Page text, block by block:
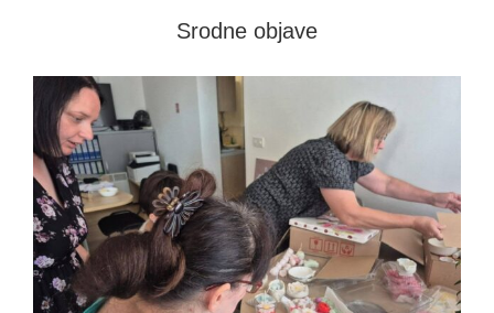
Kontakt
Srodne objave